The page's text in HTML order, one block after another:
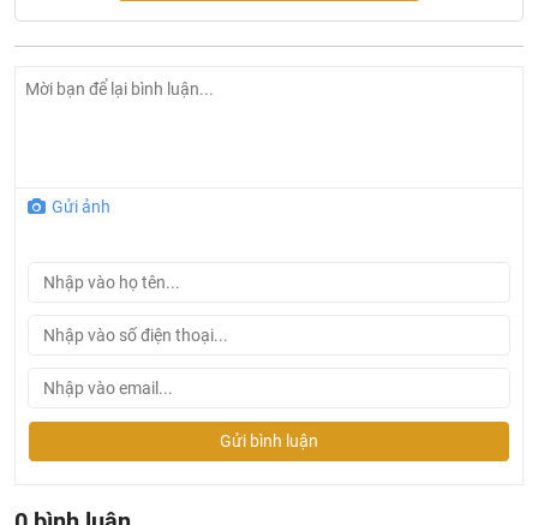
Đèn led âm trần DOB vuông 9W Lotus Lighting LTATVDOB-
Tại Khali Nguyễn, chúng tôi cam kết:
Cam kết 100% sản phẩm chính hãng, nếu phát hiện ra
Gửi ảnh
Gửi bình luận